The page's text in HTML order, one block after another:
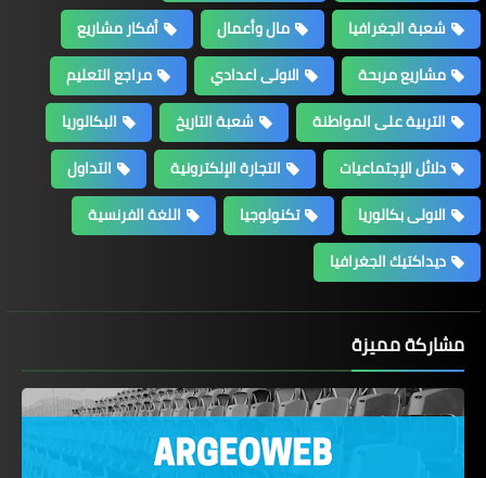
شعبة الجغرافيا
مال وأعمال
أفكار مشاريع
مشاريع مربحة
الاولى اعدادي
مراجع التعليم
التربية على المواطنة
شعبة التاريخ
البكالوريا
دلائل الإجتماعيات
التجارة الإلكترونية
التداول
الاولى بكالوريا
تكنولوجيا
اللغة الفرنسية
ديداكتيك الجغرافيا
مشاركة مميزة